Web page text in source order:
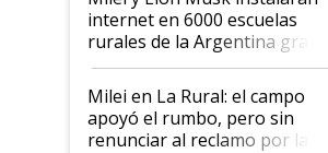
internet en 6000 escuelas
rurales de la Argentina gracias
a un acuerdo con Starlink
Milei en La Rural: el campo
apoyó el rumbo, pero sin
renunciar al reclamo por las